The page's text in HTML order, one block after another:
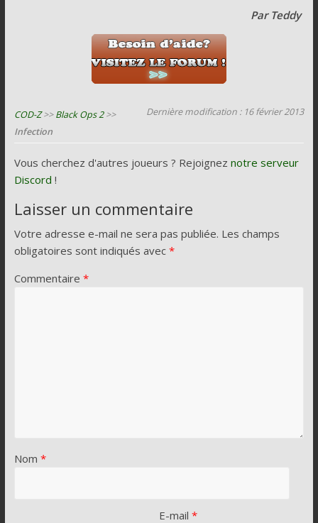
Par Teddy
Dernière modification : 16 février 2013
COD-Z>>Black Ops 2>>
Infection
Vous cherchez d'autres joueurs ? Rejoignez notre serveur
Discord !
Laisser un commentaire
Votre adresse e-mail ne sera pas publiée. Les champs
obligatoires sont indiqués avec *
Commentaire *
Nom *
E-mail *